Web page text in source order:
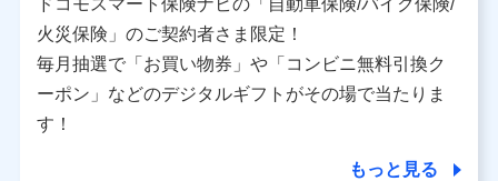
情報を提供するため、また維持管理等の委託業務遂行の
ため、またそれらに付帯、関連する当社、株式会社NTT
ドコモおよび提携会社のサービスを案内、提供するため
（各サービスで取得したサービス利用履歴、ウェブサイ
トの閲覧履歴、購買履歴、ご契約内容等のパーソナルデ
ータを分析して、お客さまの趣味・嗜好・傾向に応じた
ドコモスマート保険ナビの「自動車保険/バイク保険/
火災保険」のご契約者さま限定！
毎月抽選で「お買い物券」や「コンビニ無料引換ク
ーポン」などのデジタルギフトがその場で当たりま
す！
もっと見る